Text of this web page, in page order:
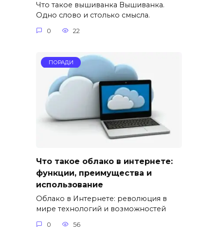
Что такое вышиванка Вышиванка.
Одно слово и столько смысла.
0 22
ПОРАДИ
Что такое облако в интернете:
функции, преимущества и
использование
Облако в Интернете: революция в
мире технологий и возможностей
0 56